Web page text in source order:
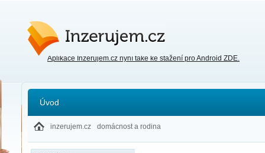
Inzerujem.cz
Aplikace Inzerujem.cz nyní také ke stažení pro Android ZDE.
Úvod
inzerujem.cz domácnost a rodina